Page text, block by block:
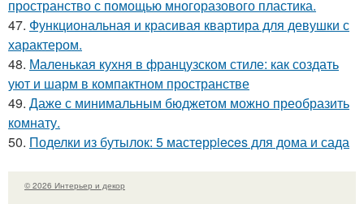
пространство с помощью многоразового пластика.
47. Функциональная и красивая квартира для девушки с
характером.
48. Маленькая кухня в французском стиле: как создать
уют и шарм в компактном пространстве
49. Даже с минимальным бюджетом можно преобразить
комнату.
50. Поделки из бутылок: 5 мастерpieces для дома и сада
© 2026 Интерьер и декор